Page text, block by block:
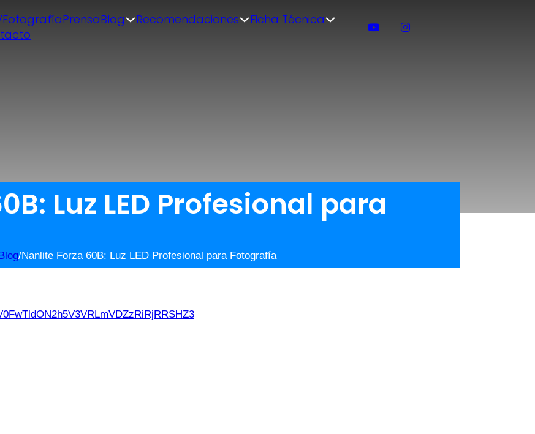
FotografíaPrensaBlog Recomendaciones
Ficha Técnica
Luz LED Profesional para
/Nanlite Forza 60B: Luz LED Profesional para Fotografía